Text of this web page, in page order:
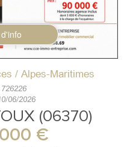
/ Alpes-Maritimes
06/2026
(06370)
€